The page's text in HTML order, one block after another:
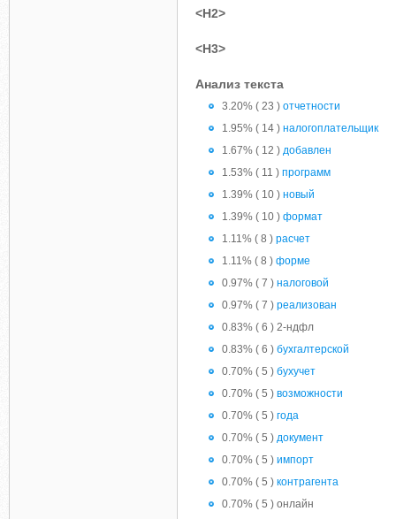
<H2>
<H3>
Анализ текста
3.20% ( 23 ) отчетности
1.95% ( 14 ) налогоплательщик
1.67% ( 12 ) добавлен
1.53% ( 11 ) программ
1.39% ( 10 ) новый
1.39% ( 10 ) формат
1.11% ( 8 ) расчет
1.11% ( 8 ) форме
0.97% ( 7 ) налоговой
0.97% ( 7 ) реализован
0.83% ( 6 ) 2-ндфл
0.83% ( 6 ) бухгалтерской
0.70% ( 5 ) бухучет
0.70% ( 5 ) возможности
0.70% ( 5 ) года
0.70% ( 5 ) документ
0.70% ( 5 ) импорт
0.70% ( 5 ) контрагента
0.70% ( 5 ) онлайн